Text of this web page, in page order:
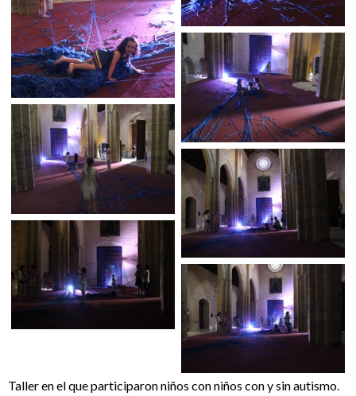
Taller en el que participaron niños con niños con y sin autismo.